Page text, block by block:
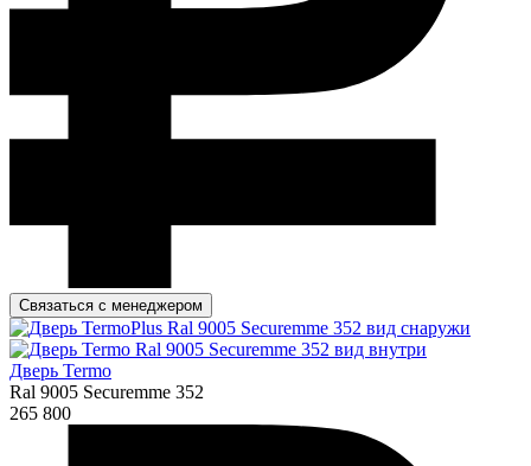
Связаться с менеджером
Дверь Termo
Ral 9005 Securemme 352
265 800